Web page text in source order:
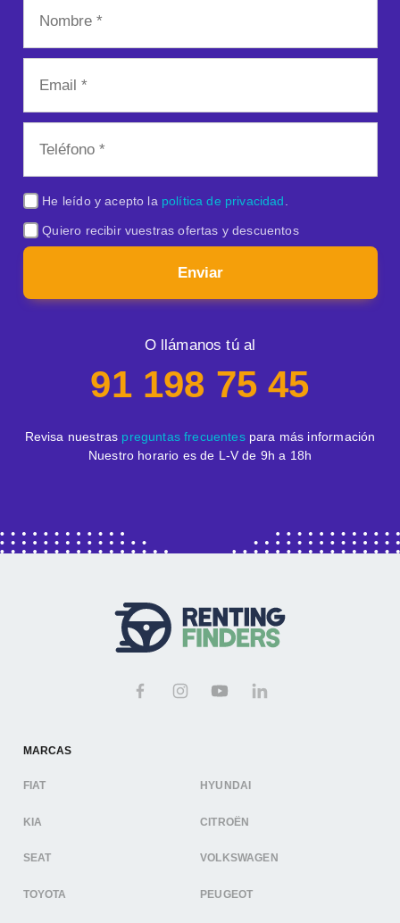
He leído y acepto la política de privacidad
Quiero recibir vuestras ofertas y descuentos
Enviar
O llámanos tú al
91 198 75 45
Revisa nuestras preguntas frecuentespara más información
Nuestro horario es de L-V de 9h a 18h
MARCAS
FIAT HYUNDAI
KIA CITROËN
SEAT VOLKSWAGEN
TOYOTA PEUGEOT